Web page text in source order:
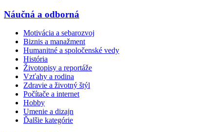
Náučná a odborná
Motivácia a sebarozvoj
Biznis a manažment
Humanitné a spoločenské vedy
História
Životopisy a reportáže
Vzťahy a rodina
Zdravie a životný štýl
Počítače a internet
Hobby
Umenie a dizajn
Ďalšie kategórie